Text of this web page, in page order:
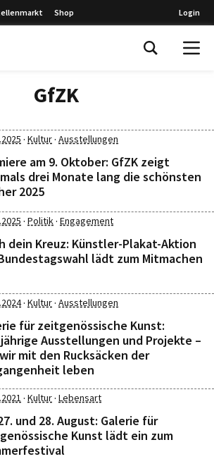
Shop Login
GfZK
· Kultur· Ausstellungen
am 9. Oktober: GfZK zeigt
drei Monate lang die schönsten
2025
· Politik· Engagement
dein Kreuz: Künstler-Plakat-Aktion
lädt zum Mitmachen
· Kultur· Ausstellungen
für zeitgenössische Kunst:
Ausstellungen und Projekte –
mit den Rucksäcken der
leben
· Kultur· Lebensart
und 28. August: Galerie für
Kunst lädt ein zum